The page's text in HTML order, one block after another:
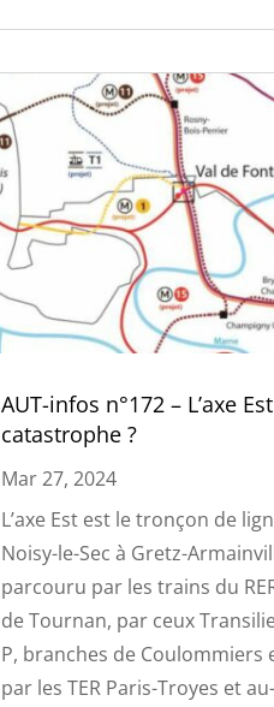
AUT-infos n°172 – L’axe
catastrophe ?
Mar 27, 2024
L’axe Est est le tronçon de
Noisy-le-Sec à Gretz-
parcouru par les trains du
de Tournan, par ceux
P, branches de Coulommiers
par les TER Paris-Troyes et